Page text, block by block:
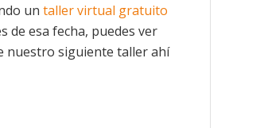
un taller virtual gratuito
de esa fecha, puedes ver
nuestro siguiente taller ahí